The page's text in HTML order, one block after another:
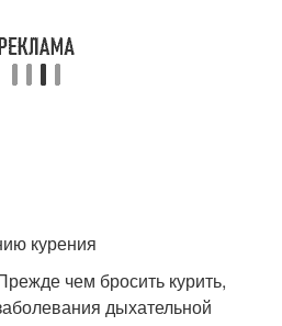
курения
чем бросить курить,
дыхательной